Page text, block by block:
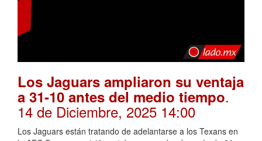
Los Jaguars ampliaron su ventaja
a 31-10 antes del medio tiempo.
14 de Diciembre, 2025 14:00
Los Jaguars están tratando de adelantarse a los Texans en